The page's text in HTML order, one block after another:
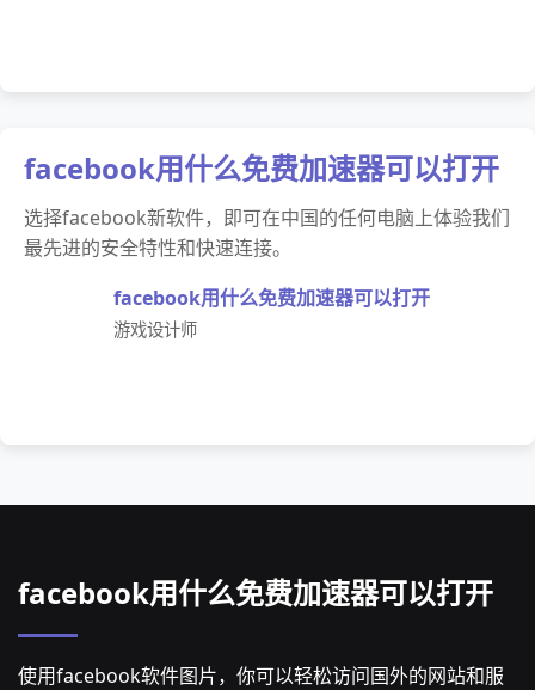
facebook用什么免费加速器可以打开
选择facebook新软件，即可在中国的任何电脑上体验我们
最先进的安全特性和快速连接。
facebook用什么免费加速器可以打开
游戏设计师
facebook用什么免费加速器可以打开
使用facebook软件图片，你可以轻松访问国外的网站和服